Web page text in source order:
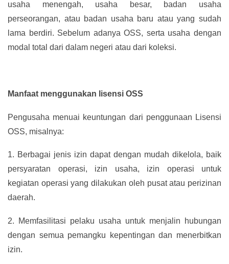
usaha menengah, usaha besar, badan usaha
perseorangan, atau badan usaha baru atau yang sudah
lama berdiri. Sebelum adanya OSS, serta usaha dengan
modal total dari dalam negeri atau dari koleksi.
Manfaat menggunakan lisensi OSS
Pengusaha menuai keuntungan dari penggunaan Lisensi
OSS, misalnya:
1. Berbagai jenis izin dapat dengan mudah dikelola, baik
persyaratan operasi, izin usaha, izin operasi untuk
kegiatan operasi yang dilakukan oleh pusat atau perizinan
daerah.
2.
Memfasilitasi pelaku usaha untuk menjalin hubungan
dengan semua pemangku kepentingan dan menerbitkan
izin.